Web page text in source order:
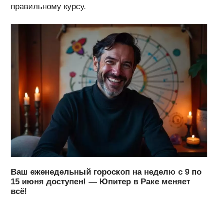
правильному курсу.
Ваш еженедельный гороскоп на неделю с 9 по
15 июня доступен! — Юпитер в Раке меняет
всё!